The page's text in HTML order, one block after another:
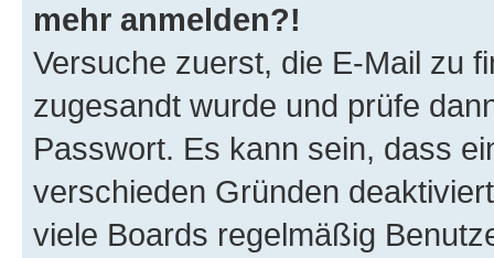
mehr anmelden?!
Versuche zuerst, die E-Mail zu
zugesandt wurde und prüfe
Passwort. Es kann sein, dass
verschieden Gründen
viele Boards regelmäßig